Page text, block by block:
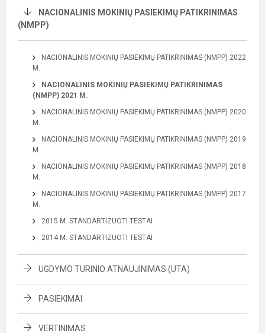
NACIONALINIS MOKINIŲ PASIEKIMŲ PATIKRINIMAS
(NMPP)
NACIONALINIS MOKINIŲ PASIEKIMŲ PATIKRINIMAS (NMPP) 2022
M.
NACIONALINIS MOKINIŲ PASIEKIMŲ PATIKRINIMAS
(NMPP) 2021 M.
NACIONALINIS MOKINIŲ PASIEKIMŲ PATIKRINIMAS (NMPP) 2020
M.
NACIONALINIS MOKINIŲ PASIEKIMŲ PATIKRINIMAS (NMPP) 2019
M.
NACIONALINIS MOKINIŲ PASIEKIMŲ PATIKRINIMAS (NMPP) 2018
M.
NACIONALINIS MOKINIŲ PASIEKIMŲ PATIKRINIMAS (NMPP) 2017
M.
2015 M. STANDARTIZUOTI TESTAI
2014 M. STANDARTIZUOTI TESTAI
UGDYMO TURINIO ATNAUJINIMAS (UTA)
PASIEKIMAI
VERTINIMAS